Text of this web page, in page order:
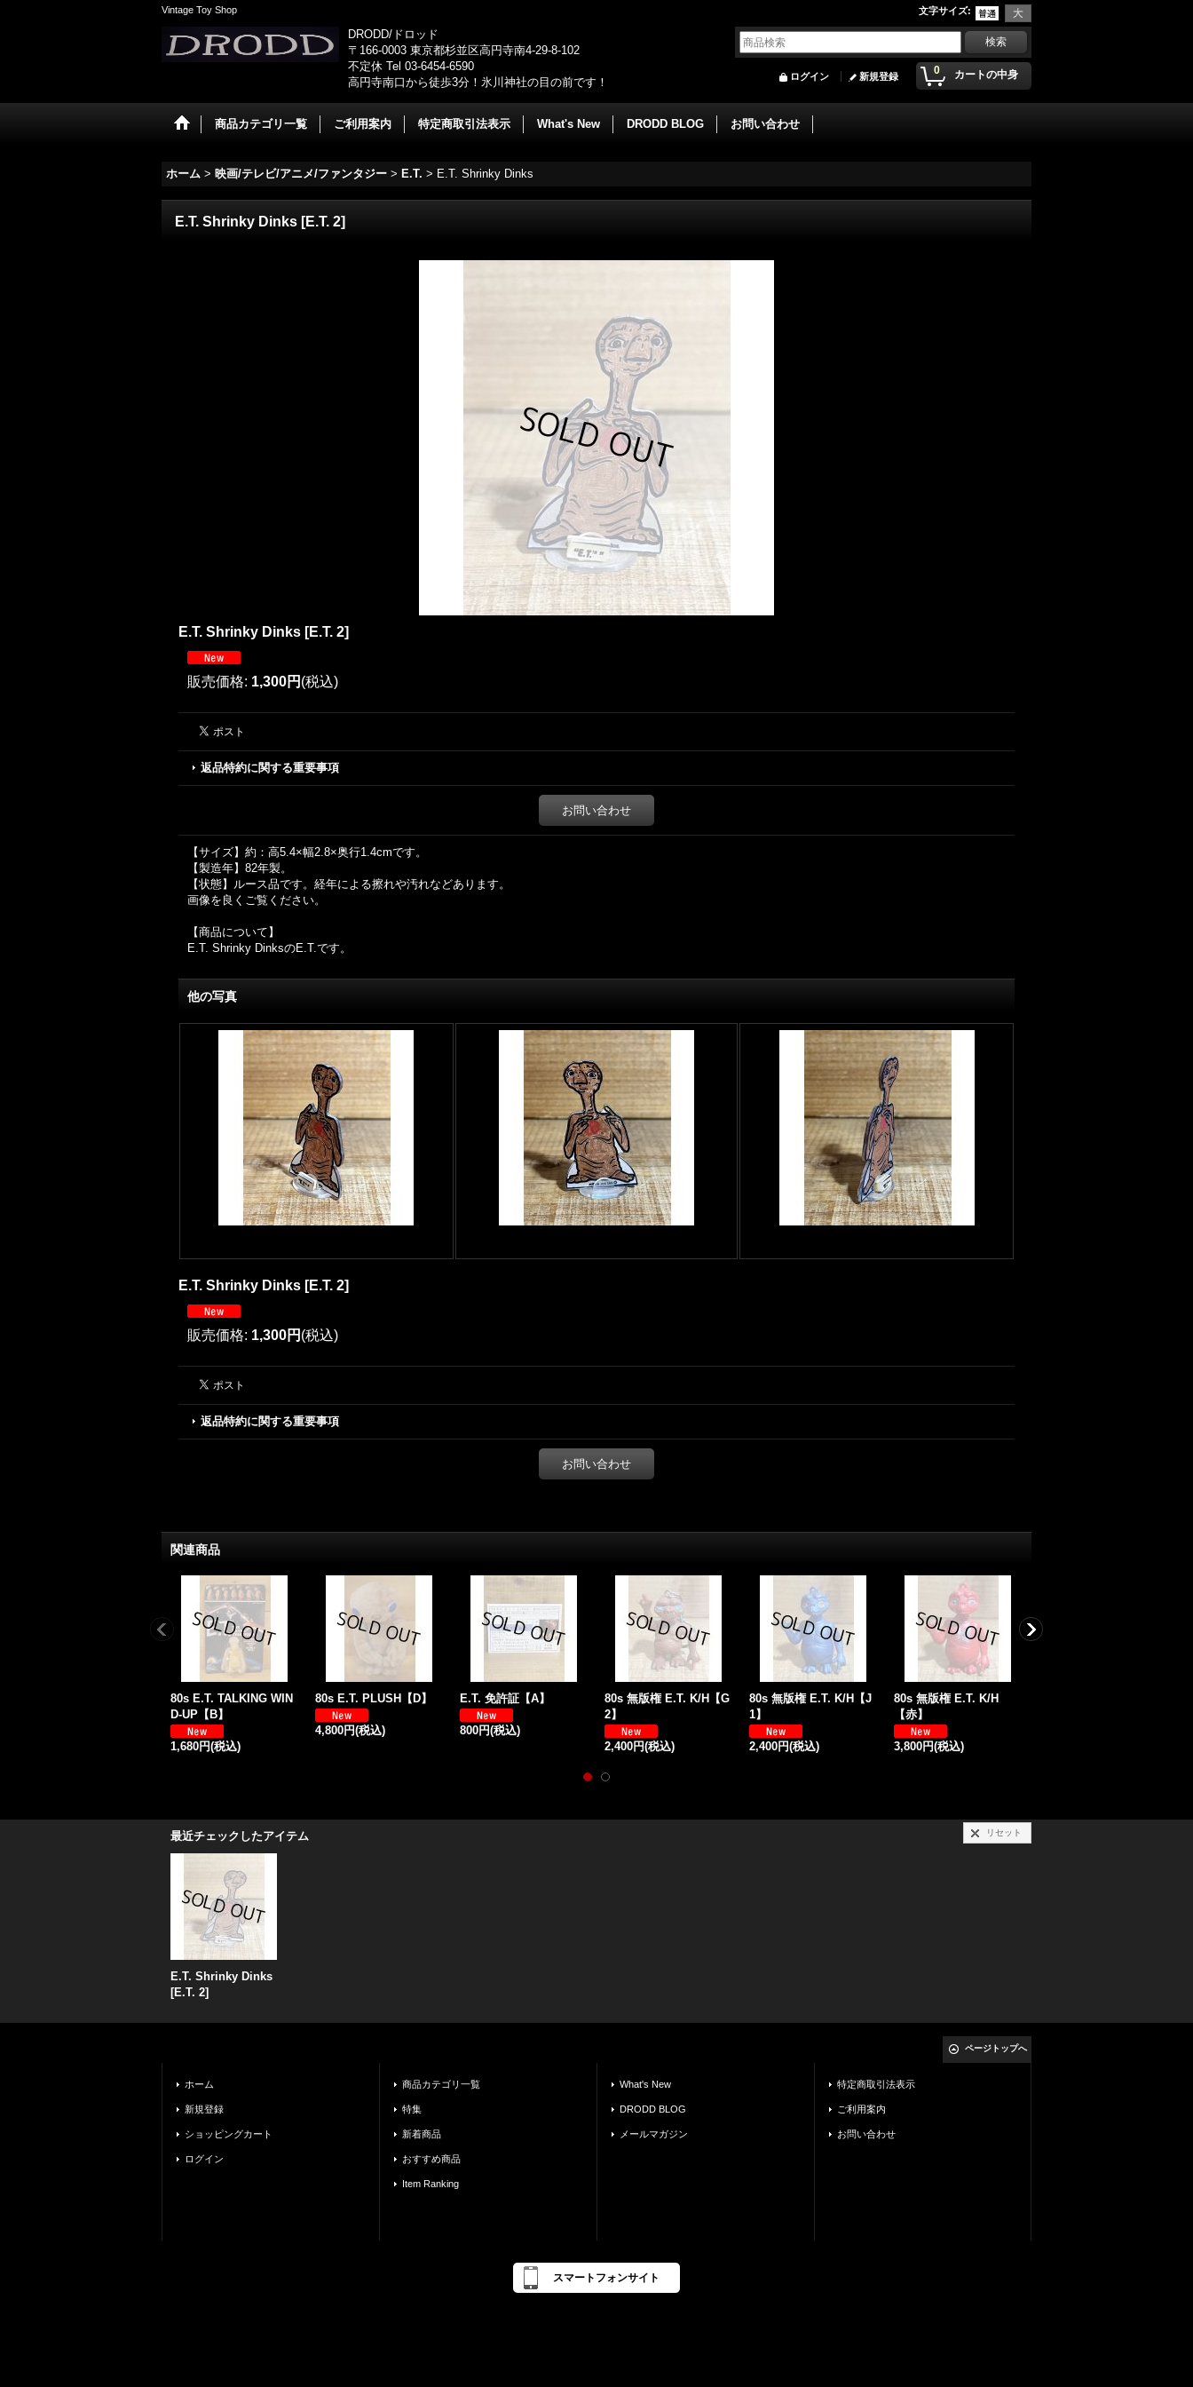
Vintage Toy Shop 文字サイズ:
DRODD/ドロッド
〒166-0003 東京都杉並区高円寺南4-29-8-102
不定休 Tel 03-6454-6590
高円寺南口から徒歩3分！氷川神社の目の前です！
0 カートの中身
ログイン 新規登録
商品カテゴリ一覧 ご利用案内 特定商取引法表示 What's New DRODD BLOG お問い合わせ
ホーム > 映画/テレビ/アニメ/ファンタジー > E.T. > E.T. Shrinky Dinks
E.T. Shrinky Dinks [E.T. 2]
E.T. Shrinky Dinks [E.T. 2]
販売価格: 1,300円 (税込)
返品特約に関する重要事項
お問い合わせ
【サイズ】約：高5.4×幅2.8×奥行1.4cmです。
【製造年】82年製。
【状態】ルース品です。経年による擦れや汚れなどあります。
画像を良くご覧ください。
【商品について】
E.T. Shrinky DinksのE.T.です。
他の写真
E.T. Shrinky Dinks [E.T. 2]
販売価格: 1,300円 (税込)
返品特約に関する重要事項
お問い合わせ
関連商品
80s E.T. TALKING WIN
D-UP【B】
1,680円(税込)
80s E.T. PLUSH【D】
4,800円(税込)
E.T. 免許証【A】
800円(税込)
80s 無版権 E.T. K/H【G
2】
2,400円(税込)
80s 無版権 E.T. K/H【J
1】
2,400円(税込)
80s 無版権 E.T. K/H
【赤】
3,800円(税込)
最近チェックしたアイテム リセット
E.T. Shrinky Dinks
[E.T. 2]
ページトップへ
ホーム
新規登録
ショッピングカート
ログイン
商品カテゴリ一覧
特集
新着商品
おすすめ商品
Item Ranking
What's New
DRODD BLOG
メールマガジン
特定商取引法表示
ご利用案内
お問い合わせ
スマートフォンサイト